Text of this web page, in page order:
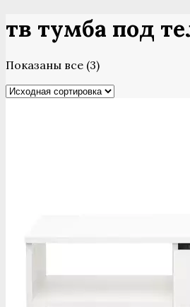
тв тумба под
Показаны все (3)